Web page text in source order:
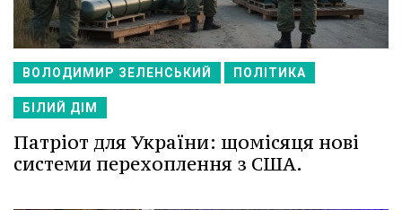
ВОЛОДИМИР ЗЕЛЕНСЬКИЙ ПОЛІТИКА
БІЛИЙ ДІМ
Патріот для України: щомісяця нові
системи перехоплення з США.